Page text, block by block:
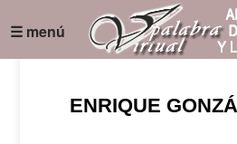
☰ menú
ENRIQUE